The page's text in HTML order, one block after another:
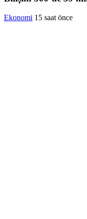
Ekonomi 15 saat önce